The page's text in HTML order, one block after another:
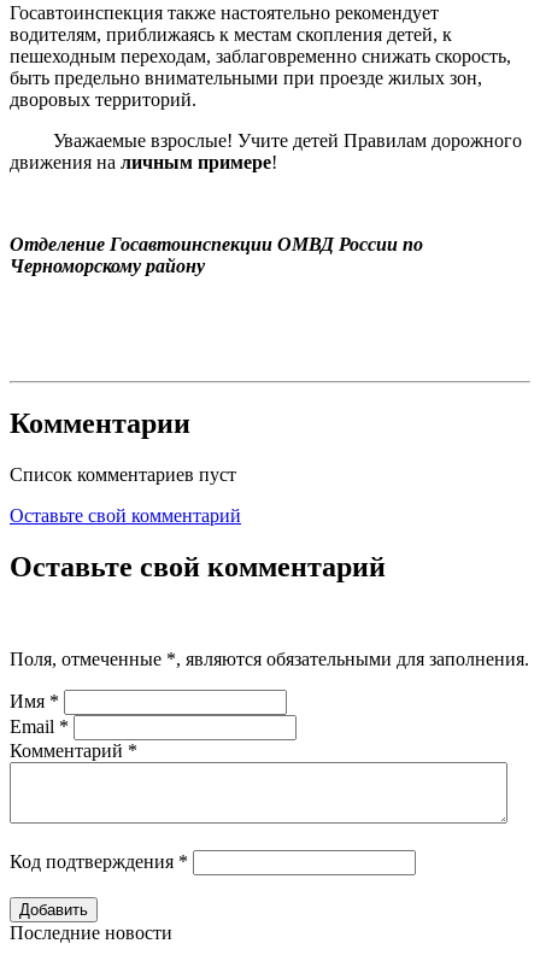
Госавтоинспекция также настоятельно рекомендует
водителям, приближаясь к местам скопления детей, к
пешеходным переходам, заблаговременно снижать скорость,
быть предельно внимательными при проезде жилых зон,
дворовых территорий.
Уважаемые взрослые! Учите детей Правилам дорожного
движения на личным примере!
Отделение Госавтоинспекции ОМВД России по
Черноморскому району
Комментарии
Список комментариев пуст
Оставьте свой комментарий
Оставьте свой комментарий
Поля, отмеченные *, являются обязательными для заполнения.
Имя *
Email *
Комментарий *
Код подтверждения *
Последние новости